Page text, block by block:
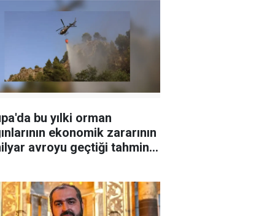
bu yılki orman
ekonomik zararının
avroyu geçtiği tahmin